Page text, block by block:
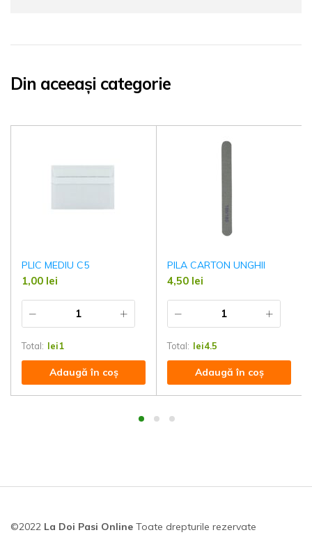
Din aceeași categorie
PLIC MEDIU C5
1,00 lei
Total: lei1
Adaugă în coș
PILA CARTON UNGHII
4,50 lei
Total: lei4.5
Adaugă în coș
©2022 La Doi Pasi Online Toate drepturile rezervate